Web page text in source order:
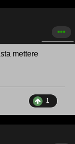
mettere
1